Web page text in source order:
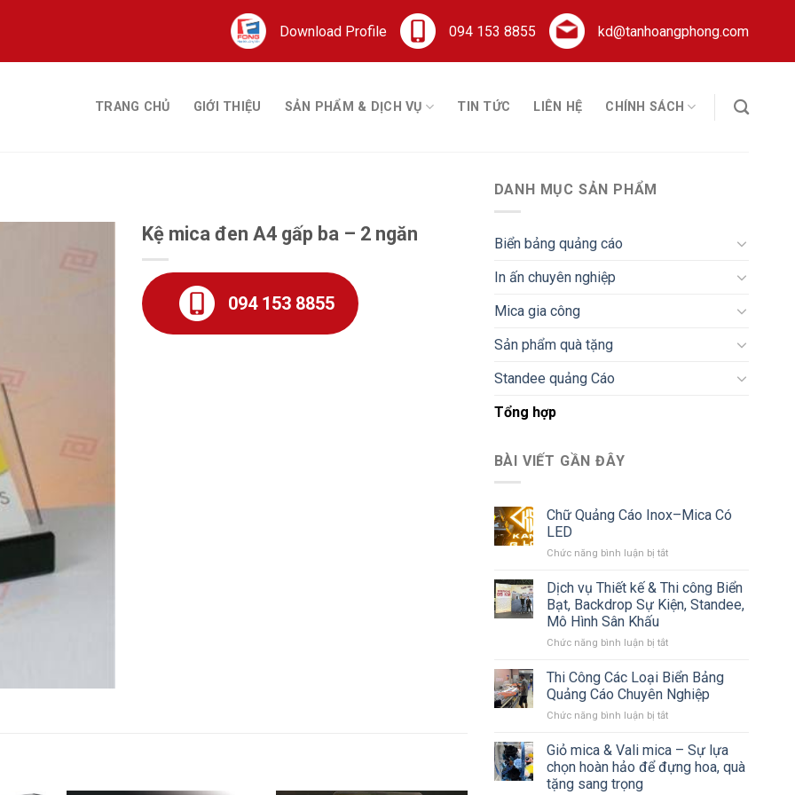
Download Profile 094 153 8855 kd@tanhoangphong.com
TRANG CHỦ GIỚI THIỆU SẢN PHẨM & DỊCH VỤ TIN TỨC LIÊN HỆ CHÍNH SÁCH
Kệ mica đen A4 gấp ba – 2 ngăn
094 153 8855
DANH MỤC SẢN PHẨM
Biển bảng quảng cáo
In ấn chuyên nghiệp
Mica gia công
Sản phẩm quà tặng
Standee quảng Cáo
Tổng hợp
BÀI VIẾT GẦN ĐÂY
Chữ Quảng Cáo Inox–Mica Có
LED
Chức năng bình luận bị tắtở
Quảng
Cáo
Inox–
Có
Dịch vụ Thiết kế & Thi công Biển
Bạt, Backdrop Sự Kiện, Standee,
Mô Hình Sân Khấu
Chức năng bình luận bị tắtở
vụ
Thiết
kế
&
công
Biển
Bạt,
Thi Công Các Loại Biển Bảng
Quảng Cáo Chuyên Nghiệp
Chức năng bình luận bị tắtở
Công
Các
Loại
Giỏ mica & Vali mica – Sự lựa
chọn hoàn hảo để đựng hoa, quà
tặng sang trọng